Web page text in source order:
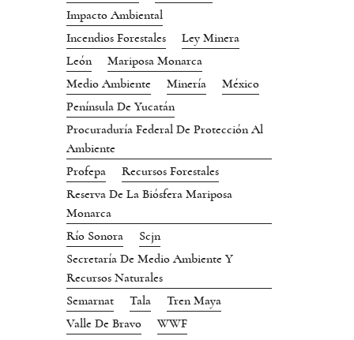
Impacto Ambiental
Incendios Forestales
Ley Minera
León
Mariposa Monarca
Medio Ambiente
Minería
México
Península De Yucatán
Procuraduría Federal De Protección Al
Ambiente
Profepa
Recursos Forestales
Reserva De La Biósfera Mariposa
Monarca
Río Sonora
Scjn
Secretaría De Medio Ambiente Y
Recursos Naturales
Semarnat
Tala
Tren Maya
Valle De Bravo
WWF